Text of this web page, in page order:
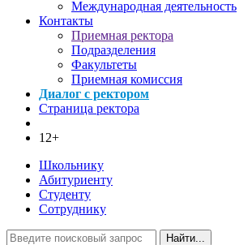
Международная деятельность
Контакты
Приемная ректора
Подразделения
Факультеты
Приемная комиссия
Диалог с ректором
Страница ректора
12+
Школьнику
Абитуриенту
Студенту
Сотруднику
Найти...